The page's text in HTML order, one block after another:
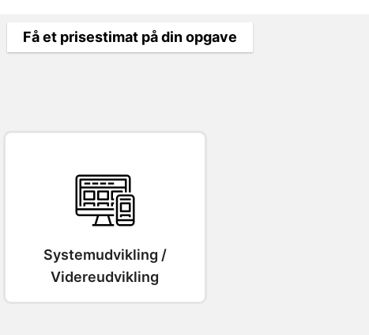
Få et prisestimat på din opgave
Systemudvikling /
Videreudvikling